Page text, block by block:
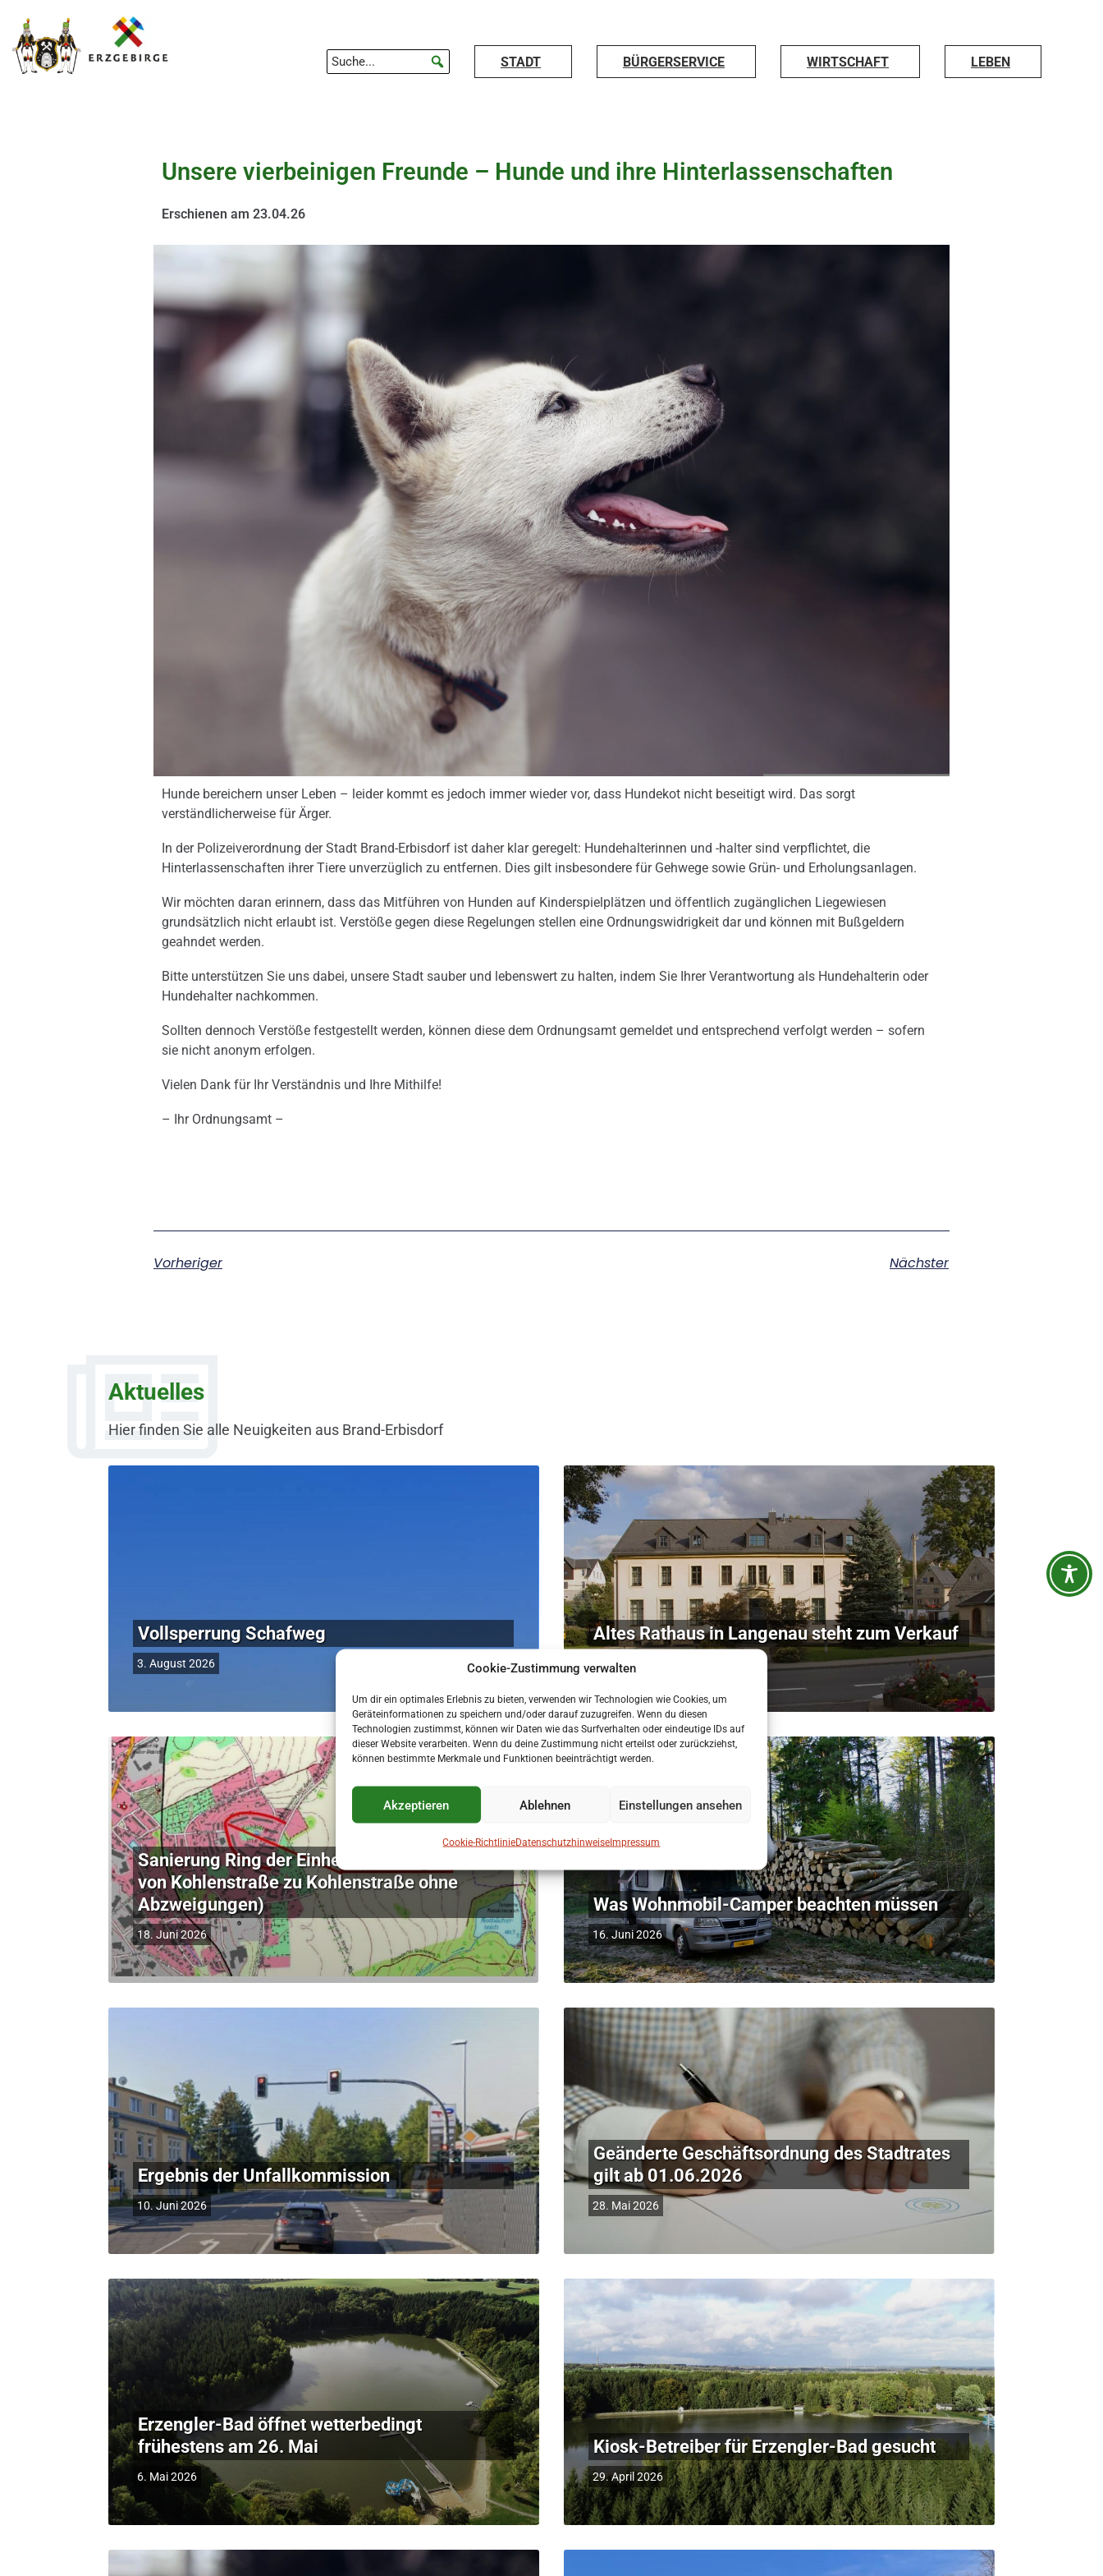
Cookie-Zustimmung verwalten
Um dir ein optimales Erlebnis zu bieten, verwenden wir Technologien wie Cookies, um
Geräteinformationen zu speichern und/oder darauf zuzugreifen. Wenn du diesen
Technologien zustimmst, können wir Daten wie das Surfverhalten oder eindeutige IDs auf
dieser Website verarbeiten. Wenn du deine Zustimmung nicht erteilst oder zurückziehst,
können bestimmte Merkmale und Funktionen beeinträchtigt werden.
Akzeptieren Ablehnen Einstellungen ansehen
Cookie-RichtlinieDatenschutzhinweiseImpressum
STADT BÜRGERSERVICE WIRTSCHAFT LEBEN
Unsere vierbeinigen Freunde – Hunde und ihre Hinterlassenschaften
Erschienen am 23.04.26
Hunde bereichern unser Leben – leider kommt es jedoch immer wieder vor, dass Hundekot nicht beseitigt wird. Das sorgt
verständlicherweise für Ärger.
In der Polizeiverordnung der Stadt Brand-Erbisdorf ist daher klar geregelt: Hundehalterinnen und -halter sind verpflichtet, die
Hinterlassenschaften ihrer Tiere unverzüglich zu entfernen. Dies gilt insbesondere für Gehwege sowie Grün- und Erholungsanlagen.
Wir möchten daran erinnern, dass das Mitführen von Hunden auf Kinderspielplätzen und öffentlich zugänglichen Liegewiesen
grundsätzlich nicht erlaubt ist. Verstöße gegen diese Regelungen stellen eine Ordnungswidrigkeit dar und können mit Bußgeldern
geahndet werden.
Bitte unterstützen Sie uns dabei, unsere Stadt sauber und lebenswert zu halten, indem Sie Ihrer Verantwortung als Hundehalterin oder
Hundehalter nachkommen.
Sollten dennoch Verstöße festgestellt werden, können diese dem Ordnungsamt gemeldet und entsprechend verfolgt werden – sofern
sie nicht anonym erfolgen.
Vielen Dank für Ihr Verständnis und Ihre Mithilfe!
– Ihr Ordnungsamt –
Vorheriger Nächster
Aktuelles
Hier finden Sie alle Neuigkeiten aus Brand-Erbisdorf
Vollsperrung Schafweg
3. August 2026
Altes Rathaus in Langenau steht zum Verkauf
8. Juli 2026
Sanierung Ring der Einheit (nur Ringstraße
von Kohlenstraße zu Kohlenstraße ohne
Abzweigungen)
18. Juni 2026
Was Wohnmobil-Camper beachten müssen
16. Juni 2026
Ergebnis der Unfallkommission
10. Juni 2026
Geänderte Geschäftsordnung des Stadtrates
gilt ab 01.06.2026
28. Mai 2026
Erzengler-Bad öffnet wetterbedingt
frühestens am 26. Mai
6. Mai 2026
Kiosk-Betreiber für Erzengler-Bad gesucht
29. April 2026